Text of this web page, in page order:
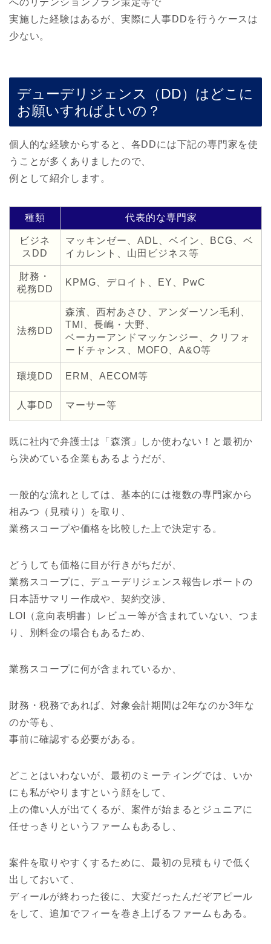
実施した経験はあるが、実際に人事DDを行うケースは
少ない。
デューデリジェンス（DD）はどこに
お願いすればよいの？
個人的な経験からすると、各DDには下記の専門家を使
うことが多くありましたので、
例として紹介します。
種類 代表的な専門家
ビジネ
スDD
マッキンゼー、ADL、ベイン、BCG、ベ
イカレント、山田ビジネス等
財務・
税務DD
KPMG、デロイト、EY、PwC
法務DD
森濱、西村あさひ、アンダーソン毛利、
TMI、長嶋・大野、
ベーカーアンドマッケンジー、クリフォ
ードチャンス、MOFO、A&O等
環境DD ERM、AECOM等
人事DD マーサー等
既に社内で弁護士は「森濱」しか使わない！と最初か
ら決めている企業もあるようだが、
一般的な流れとしては、基本的には複数の専門家から
相みつ（見積り）を取り、
業務スコープや価格を比較した上で決定する。
どうしても価格に目が行きがちだが、
業務スコープに、デューデリジェンス報告レポートの
日本語サマリー作成や、契約交渉、
LOI（意向表明書）レビュー等が含まれていない、つま
り、別料金の場合もあるため、
業務スコープに何が含まれているか、
財務・税務であれば、対象会計期間は2年なのか3年な
のか等も、
事前に確認する必要がある。
どことはいわないが、最初のミーティングでは、いか
にも私がやりますという顔をして、
上の偉い人が出てくるが、案件が始まるとジュニアに
任せっきりというファームもあるし、
案件を取りやすくするために、最初の見積もりで低く
出しておいて、
ディールが終わった後に、大変だったんだぞアピール
をして、追加でフィーを巻き上げるファームもある。